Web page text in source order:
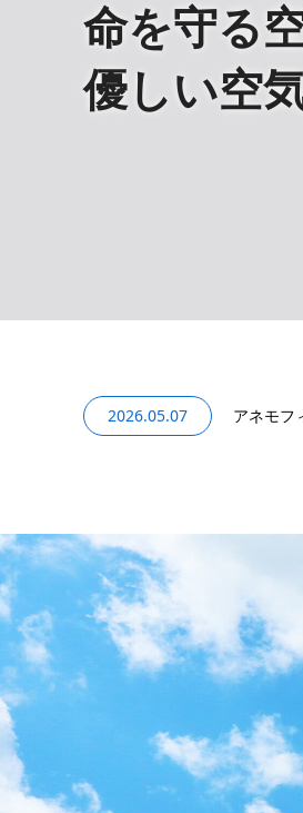
2026.05.07 アネモフ
2026.03.24 オンライ
2026.03.02
2022.11.30